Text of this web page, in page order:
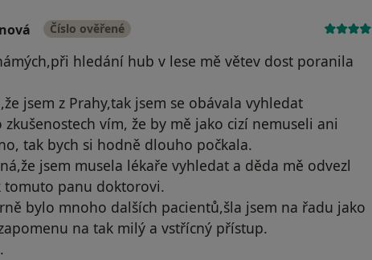
Číslo ověřené
hledání hub v lese mě větev dost poranila
jsem z Prahy,tak jsem se obávala vyhledat
vím, že by mě jako cizí nemuseli ani
tak bych si hodně dlouho počkala.
jsem musela lékaře vyhledat a děda mě odvezl
tomuto panu doktorovi.
bylo mnoho dalších pacientů,šla jsem na řadu jako
na tak milý a vstřícný přístup.